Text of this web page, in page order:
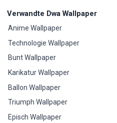
Verwandte Dwa Wallpaper
Anime Wallpaper
Technologie Wallpaper
Bunt Wallpaper
Karikatur Wallpaper
Ballon Wallpaper
Triumph Wallpaper
Episch Wallpaper